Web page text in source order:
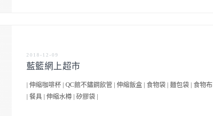
2018-12-09
藍籃網上超市
| 伸縮咖啡杯 | QC館不鏽鋼飲管 | 伸縮飯盒 | 食物袋 | 麵包袋 | 食物布
| 餐具 | 伸縮水樽 | 矽膠袋 |